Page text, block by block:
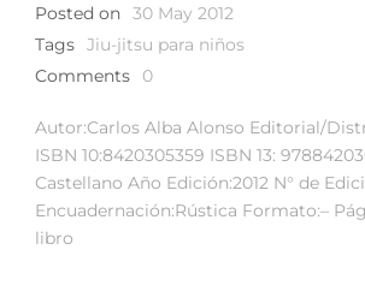
Posted on 30 May 2012
Tags Jiu-jitsu para niños
Comments
0
Autor:Carlos Alba Alonso Editorial/
ISBN 10:8420305359 ISBN 13:
Castellano Año Edición:2012 N° de
Encuadernación:Rústica Formato:–
libro